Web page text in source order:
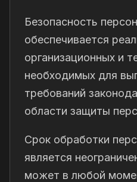
Безопасность
обеспечивается
организационных и
необходимых для
требований
области защиты
Срок обработки
является
может в любой